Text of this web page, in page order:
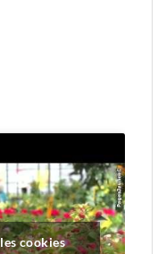
cookies